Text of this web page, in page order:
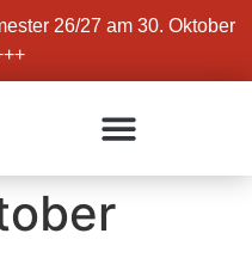
26/27 am 30. Oktober